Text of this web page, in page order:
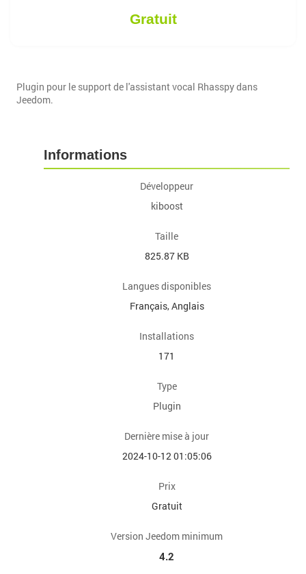
Gratuit
Plugin pour le support de l'assistant vocal Rhasspy dans
Jeedom.
Informations
Développeur
kiboost
Taille
825.87 KB
Langues disponibles
Français, Anglais
Installations
171
Type
Plugin
Dernière mise à jour
2024-10-12 01:05:06
Prix
Gratuit
Version Jeedom minimum
4.2